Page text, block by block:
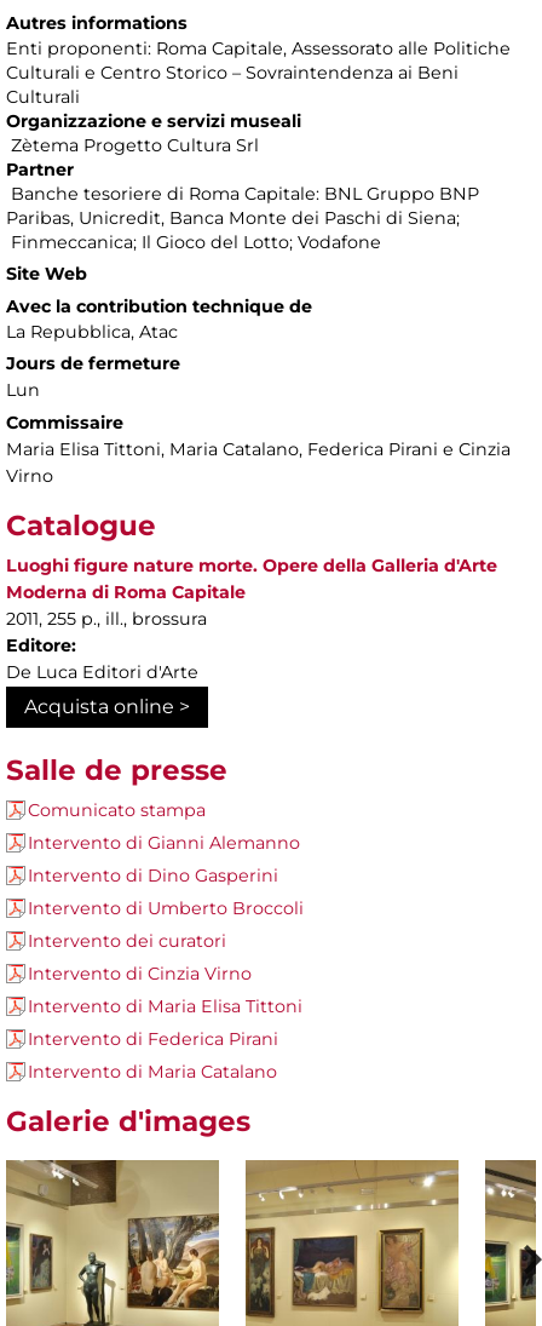
Autres informations
Enti proponenti: Roma Capitale, Assessorato alle Politiche
Culturali e Centro Storico – Sovraintendenza ai Beni
Culturali
Organizzazione e servizi museali
Zètema Progetto Cultura Srl
Partner
Banche tesoriere di Roma Capitale: BNL Gruppo BNP
Paribas, Unicredit, Banca Monte dei Paschi di Siena;
Finmeccanica; Il Gioco del Lotto; Vodafone
Site Web
Avec la contribution technique de
La Repubblica, Atac
Jours de fermeture
Lun
Commissaire
Maria Elisa Tittoni, Maria Catalano, Federica Pirani e Cinzia
Virno
Catalogue
Luoghi figure nature morte. Opere della Galleria d'Arte
Moderna di Roma Capitale
2011, 255 p., ill., brossura
Editore:
De Luca Editori d'Arte
Acquista online >
Salle de presse
Comunicato stampa
Intervento di Gianni Alemanno
Intervento di Dino Gasperini
Intervento di Umberto Broccoli
Intervento dei curatori
Intervento di Cinzia Virno
Intervento di Maria Elisa Tittoni
Intervento di Federica Pirani
Intervento di Maria Catalano
Galerie d'images